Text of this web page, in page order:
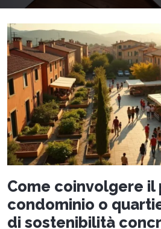
Come coinvolgere il
condominio o
di sostenibilità